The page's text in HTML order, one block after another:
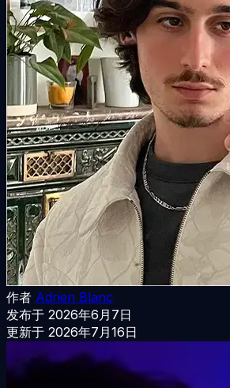
作者 Adrien Blanc
发布于 2026年6月7日
更新于 2026年7月16日